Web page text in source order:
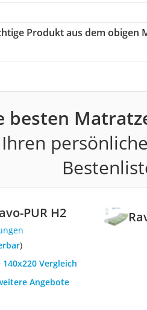
Produkt aus dem obigen
besten
PUR H2
)
Vergleich
Angebote